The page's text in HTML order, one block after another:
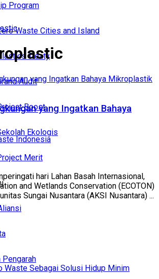
Program
Waste Cities and Island
Treaty
Audit
Boost
Ekologis
Merit
Pengarah
yang Ingatkan Bahaya
Indonesia
hari Lahan Basah Internasional,
and Wetlands Conservation (ECOTON)
Sungai Nusantara (AKSI Nusantara) ...